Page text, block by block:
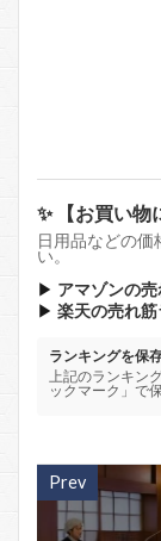
✨ 【お買い物
日用品などの価
い。
▶ アマゾンの
▶ 楽天の売れ
ランキングを保
上記のランキン
ックマーク」で
Prev